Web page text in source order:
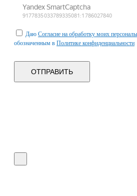
Даю Согласие на обработку моих
обозначенным в Политике конфиденциальности